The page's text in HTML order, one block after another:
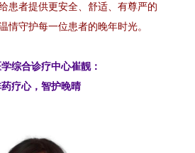
患者提供更安全、舒适、有尊严的
情守护每一位患者的晚年时光。
综合诊疗中心崔靓：
疗心，智护晚晴